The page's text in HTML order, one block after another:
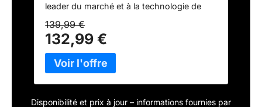
leader du marché et à la technologie de
offre une puissance d'aspiration
extraordinaire de 45 kPa. Non seulement il
élimine en profondeur les poils d'animaux
domestiques et les peluches des tapis et
pour chats, mais il atteint facilement aussi
139,99 €
132,99 €
Disponibilité et prix à jour – informations fournies par